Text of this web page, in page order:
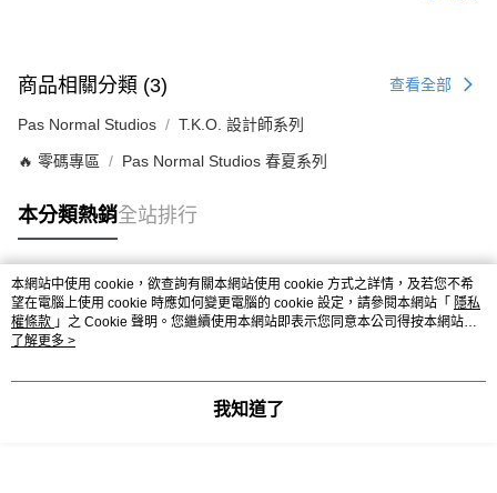
商品相關分類 (3) 查看全部
Pas Normal Studios T.K.O. 設計師系列
🔥 零碼專區 Pas Normal Studios 春夏系列
本分類熱銷全站排行
熱門標籤
本網站中使用 cookie，欲查詢有關本網站使用 cookie 方式之詳情，及若您不希
望在電腦上使用 cookie 時應如何變更電腦的 cookie 設定，請參閱本網站「 隱私
權條款 」之 Cookie 聲明。您繼續使用本網站即表示您同意本公司得按本網站使
用條款之 Cookie 聲明使用 cookie。
了解更多 >
我知道了